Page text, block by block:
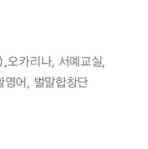
오카리나, 서예교실,
영어, 벌말합창단